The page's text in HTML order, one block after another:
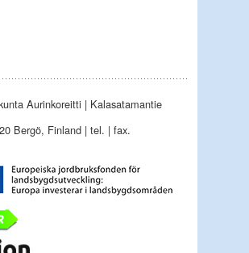
Aurinkoreitti | Kalasatamantie
Bergö, Finland | tel. | fax.